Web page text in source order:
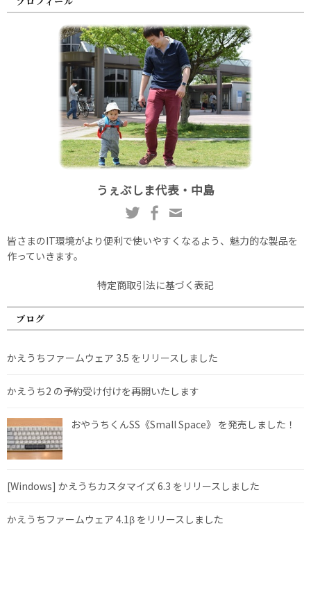
うぇぶしま代表・中島
皆さまのIT環境がより便利で使いやすくなるよう、魅力的な製品を
作っていきます。
特定商取引法に基づく表記
ブログ
かえうちファームウェア 3.5 をリリースしました
かえうち2 の予約受け付けを再開いたします
おやうちくんSS《Small Space》 を発売しました！
[Windows] かえうちカスタマイズ 6.3 をリリースしました
かえうちファームウェア 4.1β をリリースしました